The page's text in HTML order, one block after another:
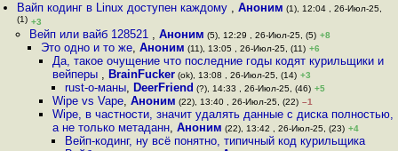
Вайп кодинг в Linux доступен каждому ,Аноним (1), 12:04 , 26-Июл-25,
(1) +3
Вейп или вайб 128521 , Аноним (5), 12:29 , 26-Июл-25, (5) +8
Это одно и то же, Аноним (11), 13:05 , 26-Июл-25, (11) +6
Да, такое очущение что последние годы кодят курильщики и
вейперы , BrainFucker (ok), 13:08 , 26-Июл-25, (14) +3
rust-o-маны, DeerFriend (?), 14:33 , 26-Июл-25, (46) +5
Wipe vs Vape,Аноним (22), 13:40 , 26-Июл-25, (22) –1
Wipe, в частности, значит удалять данные с диска полностью,
а не только метаданн,Аноним (22), 13:42 , 26-Июл-25, (23) +4
Вейп-кодинг, ну всё понятно, типичный код курильщика